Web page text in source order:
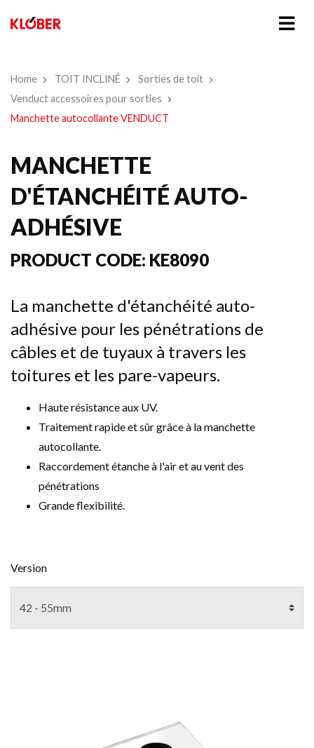
Home TOIT INCLINÉ
Sorties de toit
Venduct accessoires pour sorties
Manchette autocollante VENDUCT
MANCHETTE
D'ÉTANCHÉITÉ AUTO-
ADHÉSIVE
PRODUCT CODE: KE8090
La manchette d'étanchéité auto-
adhésive pour les pénétrations de
câbles et de tuyaux à travers les
toitures et les pare-vapeurs.
Haute résistance aux UV.
Traitement rapide et sûr grâce à la manchette
autocollante.
Raccordement étanche à l'air et au vent des
pénétrations
Grande flexibilité.
Version